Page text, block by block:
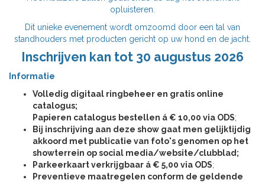
opluisteren.
Dit unieke evenement wordt omzoomd door een tal van
standhouders met producten gericht op uw hond en de jacht.
Inschrijven kan tot 30 augustus 2026
Informatie
Volledig digitaal ringbeheer en gratis online
catalogus;
Papieren catalogus bestellen á € 10,00 via ODS;
Bij inschrijving aan deze show gaat men gelijktijdig
akkoord met publicatie van foto's genomen op het
showterrein op social media/website/clubblad;
Parkeerkaart verkrijgbaar á € 5,00 via ODS;
Preventieve maatregelen conform de geldende